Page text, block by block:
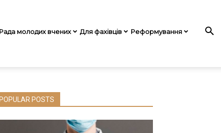
Рада молодих вчених Для фахівців Реформування
POPULAR POSTS